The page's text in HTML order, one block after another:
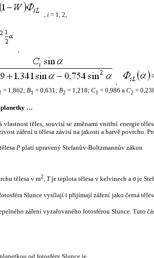
, i = 1, 2,
,
,
= 1,862; B1 = 0,631; B2 = 1,218; C1 = 0,986 a C2 =
planetky …
vlastnost těles, souvisí se změnami vnitřní energie
záření u tělesa závisí na jakosti a barvě povrchu.
P platí upravený Stefanův-Boltzmannův zákon
tělesa v m2, Tje teplota tělesa v kelvinech a σje
Slunce vysílají i přijímají záření jako černá
záření vyzařovaného fotosférou Slunce. Tuto
od fotosféry Slunce je